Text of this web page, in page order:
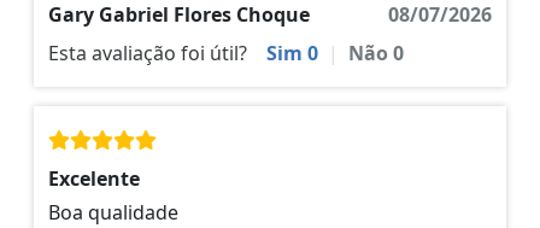
Gary Gabriel Flores Choque
08/07/2026
Esta avaliação foi útil?
Sim 0 | Não0
Excelente
Boa qualidade